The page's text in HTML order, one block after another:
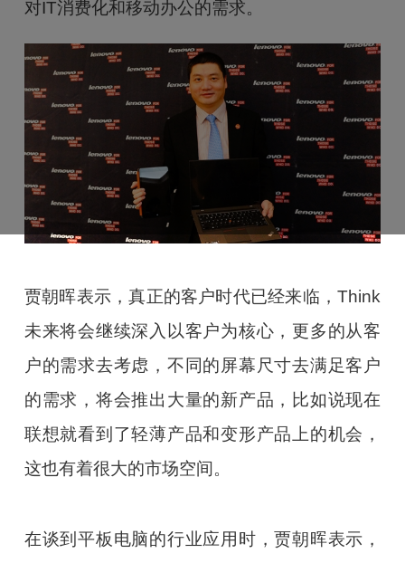
对IT消费化和移动办公的需求。
贾朝晖表示，真正的客户时代已经来临，Think
未来将会继续深入以客户为核心，更多的从客
户的需求去考虑，不同的屏幕尺寸去满足客户
的需求，将会推出大量的新产品，比如说现在
联想就看到了轻薄产品和变形产品上的机会，
这也有着很大的市场空间。
在谈到平板电脑的行业应用时，贾朝晖表示，